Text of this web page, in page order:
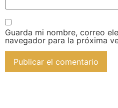
Guarda mi nombre, correo
navegador para la próxima